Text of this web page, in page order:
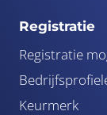
Registratie
Registratie
Keurmerk